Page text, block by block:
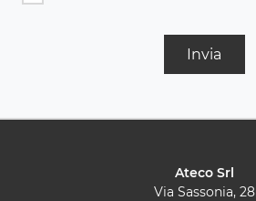
Invia
Ateco Srl
Via Sassonia, 28